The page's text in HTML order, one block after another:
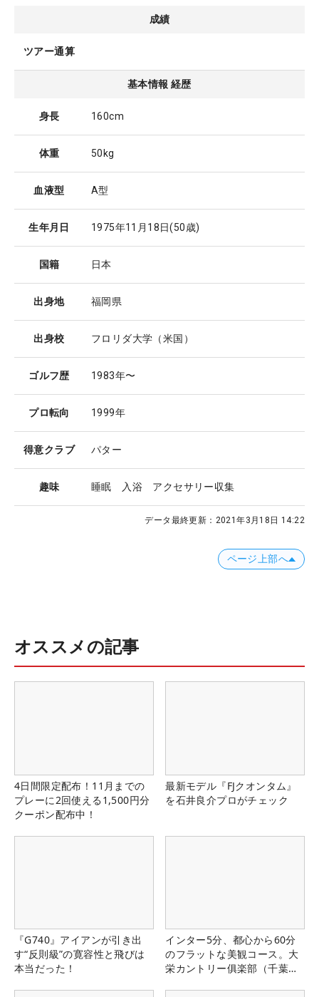
成績
ツアー通算
基本情報 経歴
身長 160cm
体重 50kg
血液型 A型
生年月日 1975年11月18日(50歳)
国籍 日本
出身地 福岡県
出身校 フロリダ大学（米国）
ゴルフ歴 1983年〜
プロ転向 1999年
得意クラブ パター
趣味 睡眠 入浴 アクセサリー収集
データ最終更新： 2021年3月18日 14:22
ページ上部へ
オススメの記事
4日間限定配布！11月までの
プレーに2回使える1,500円分
クーポン配布中！
最新モデル『FJクオンタム』
を石井良介プロがチェック
『G740』アイアンが引き出
す“反則級”の寛容性と飛びは
本当だった！
インター5分、都心から60分
のフラットな美観コース。大
栄カントリー俱楽部（千葉